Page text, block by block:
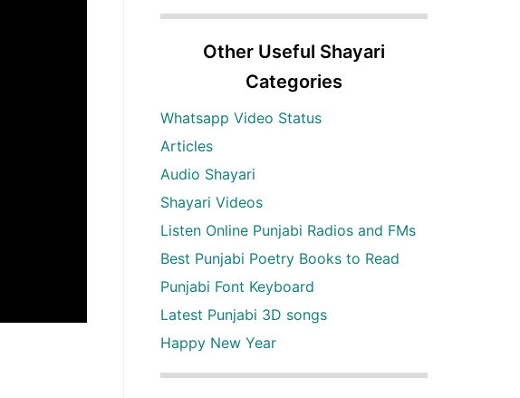
Other Useful Shayari
Categories
Whatsapp Video Status
Articles
Audio Shayari
Shayari Videos
Listen Online Punjabi Radios and FMs
Best Punjabi Poetry Books to Read
Punjabi Font Keyboard
Latest Punjabi 3D songs
Happy New Year